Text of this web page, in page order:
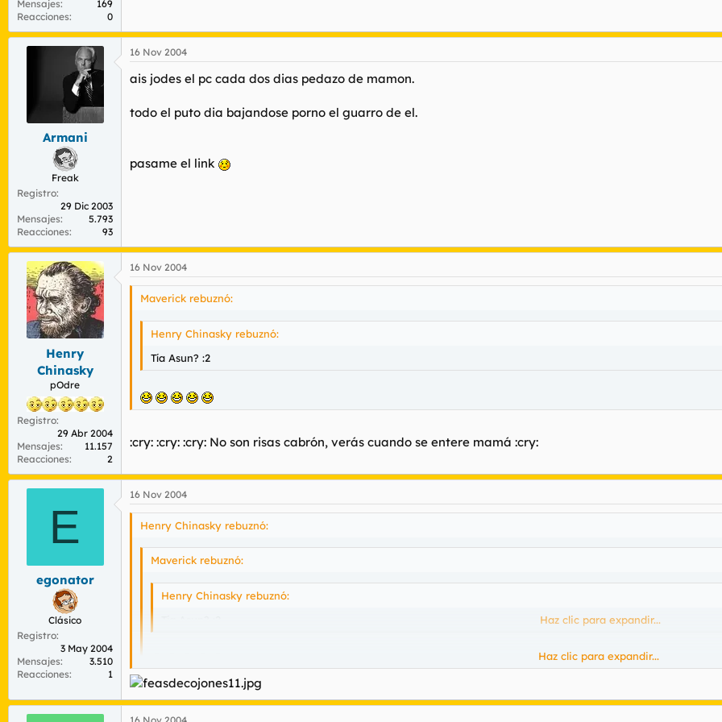
Mensajes
169
Reacciones
0
Armani
Freak
Registro
29 Dic 2003
Mensajes
5.793
Reacciones
93
16 Nov 2004
ais jodes el pc cada dos dias pedazo de mamon.
todo el puto dia bajandose porno el guarro de el.
pasame el link
Henry
Chinasky
pOdre
Registro
29 Abr 2004
Mensajes
11.157
Reacciones
2
16 Nov 2004
Maverick rebuznó:
Henry Chinasky rebuznó:
Tía Asun? :2
:cry: :cry: :cry: No son risas cabrón, verás cuando se entere mamá :cry:
E
egonator
Clásico
Registro
3 May 2004
Mensajes
3.510
Reacciones
1
16 Nov 2004
Henry Chinasky rebuznó:
Maverick rebuznó:
Henry Chinasky rebuznó:
Haz clic para expandir...
Haz clic para expandir...
:cry: :cry: :cry: No son risas cabrón, verás cuando se entere mamá :cry:
Haz clic para expandir...